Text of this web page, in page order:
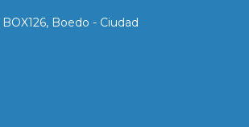
Boedo - Ciudad